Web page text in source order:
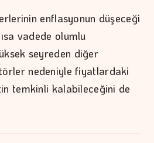
enflasyonun düşeceği
vadede olumlu
seyreden diğer
nedeniyle fiyatlardaki
temkinli kalabileceğini de